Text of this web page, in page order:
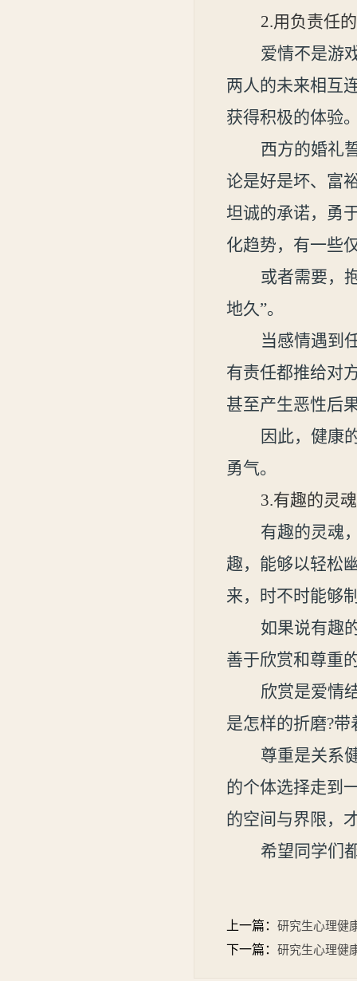
2.用负责任
爱情不是游
两人的未来相互
获得积极的体验
西方的婚礼
论是好是坏、富
坦诚的承诺，勇
化趋势，有一些
或者需要，
地久”。
当感情遇到
有责任都推给对
甚至产生恶性后
因此，健康
勇气。
3.有趣的灵魂
有趣的灵魂
趣，能够以轻松
来，时不时能够
如果说有趣
善于欣赏和尊重
欣赏是爱情
是怎样的折磨?带
尊重是关系
的个体选择走到
的空间与界限，
希望同学们
上一篇： 研究生心理健
下一篇： 研究生心理健